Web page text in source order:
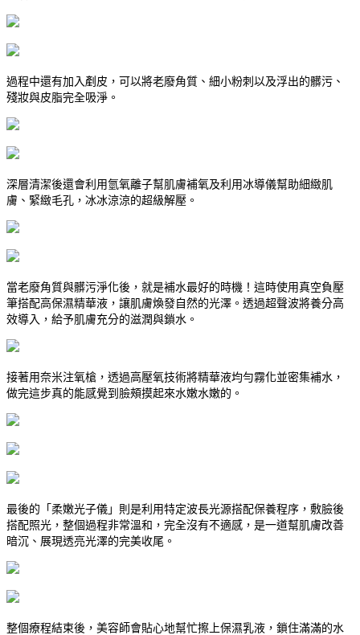
過程中還有加入剷皮，可以將老廢角質、細小粉刺以及浮出的髒污、
殘妝與皮脂完全吸淨。
深層清潔後還會利用氫氧離子幫肌膚補氧及利用冰導儀幫助細緻肌
膚、緊緻毛孔，冰冰涼涼的超級解壓。
當老廢角質與髒污淨化後，就是補水最好的時機！這時使用真空負壓
筆搭配高保濕精華液，讓肌膚煥發自然的光澤。透過超聲波將養分高
效導入，給予肌膚充分的滋潤與鎖水。
接著用奈米注氧槍，透過高壓氧技術將精華液均勻霧化並密集補水，
做完這步真的能感覺到臉頰摸起來水嫩水嫩的。
最後的「柔嫩光子儀」則是利用特定波長光源搭配保養程序，敷臉後
搭配照光，整個過程非常溫和，完全沒有不適感，是一道幫肌膚改善
暗沉、展現透亮光澤的完美收尾。
整個療程結束後，美容師會貼心地幫忙擦上保濕乳液，鎖住滿滿的水